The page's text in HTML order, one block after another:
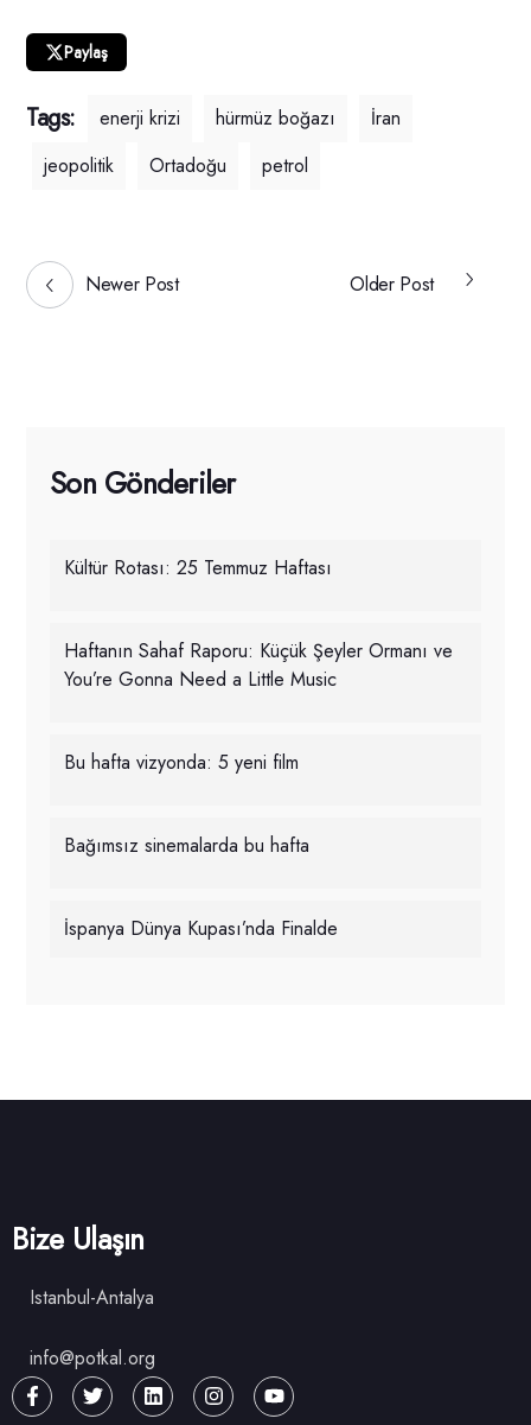
Paylaş
Tags: enerji krizi hürmüz boğazı
İran
jeopolitik
Ortadoğu petrol
Newer Post Older Post
Son Gönderiler
Kültür Rotası: 25 Temmuz Haftası
Haftanın Sahaf Raporu: Küçük Şeyler Ormanı ve
You’re Gonna Need a Little Music
Bu hafta vizyonda: 5 yeni film
Bağımsız sinemalarda bu hafta
İspanya Dünya Kupası’nda Finalde
Bize Ulaşın
Istanbul-Antalya
info@potkal.org